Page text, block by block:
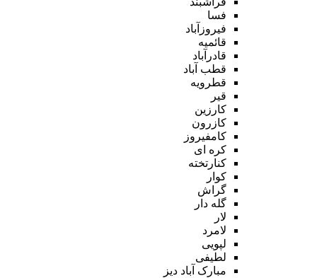
فسا
فیروزآباد
قائمیه
قادرآباد
قطب آباد
قطرویه
قیر
کارزین
کازرون
کامفیروز
کره ای
کنارتخته
کوار
گراش
گله دار
لار
لامرد
لپویی
لطیفی
مبارک آباد دیز